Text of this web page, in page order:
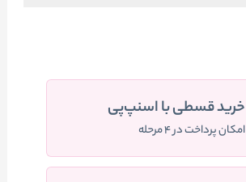
خرید قسطی با اسنپ‌پی
امکان پرداخت در ۴ مرحله